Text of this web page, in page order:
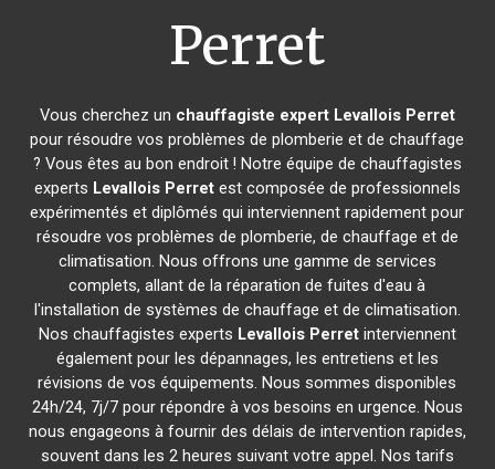
Perret
Vous cherchez un chauffagiste expert Levallois Perret
pour résoudre vos problèmes de plomberie et de chauffage
? Vous êtes au bon endroit ! Notre équipe de chauffagistes
experts Levallois Perretest composée de professionnels
expérimentés et diplômés qui interviennent rapidement pour
résoudre vos problèmes de plomberie, de chauffage et de
climatisation. Nous offrons une gamme de services
complets, allant de la réparation de fuites d'eau à
l'installation de systèmes de chauffage et de climatisation.
Nos chauffagistes experts Levallois Perretinterviennent
également pour les dépannages, les entretiens et les
révisions de vos équipements. Nous sommes disponibles
24h/24, 7j/7 pour répondre à vos besoins en urgence. Nous
nous engageons à fournir des délais de intervention rapides,
souvent dans les 2 heures suivant votre appel. Nos tarifs